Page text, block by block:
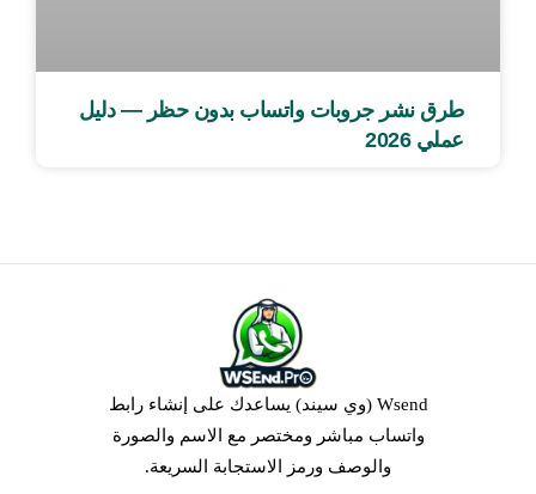
طرق نشر جروبات واتساب بدون حظر — دليل
عملي 2026
Wsend (وي سيند) يساعدك على إنشاء رابط
واتساب مباشر ومختصر مع الاسم والصورة
والوصف ورمز الاستجابة السريعة.